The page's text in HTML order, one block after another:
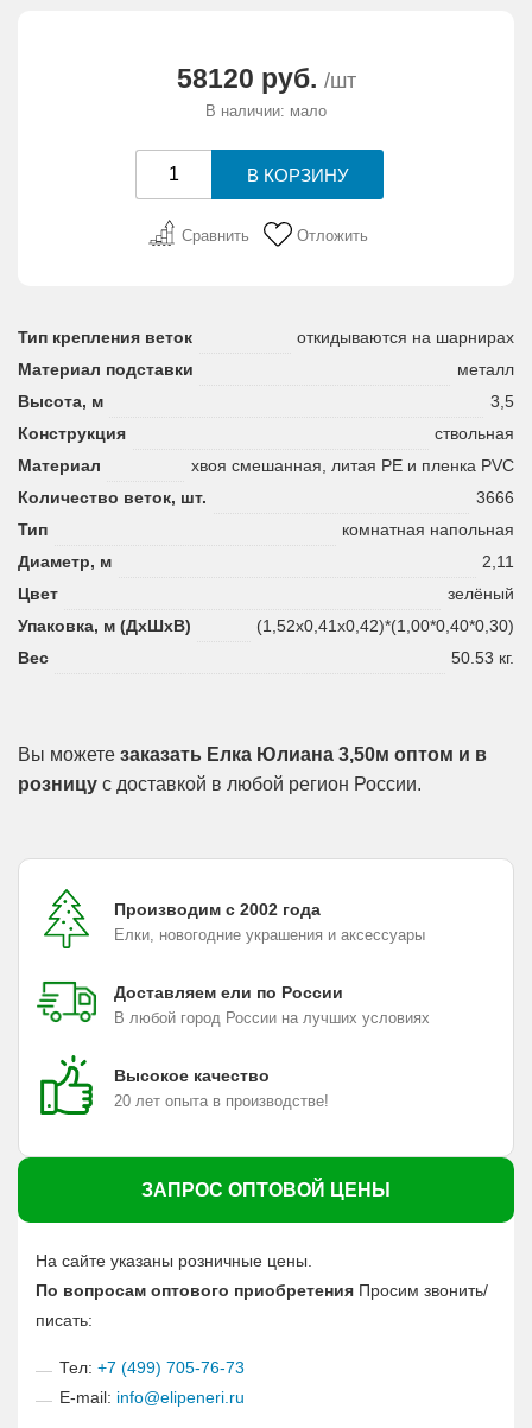
58120 руб. /шт
В наличии: мало
Сравнить Отложить
Тип крепления веток
откидываются на шарнирах
Материал подставки
металл
Высота, м
3,5
Конструкция
ствольная
Материал
хвоя смешанная, литая PE и пленка PVC
Количество веток, шт.
3666
Тип
комнатная напольная
Диаметр, м
2,11
Цвет
зелёный
Упаковка, м (ДхШхВ)
(1,52х0,41х0,42)*(1,00*0,40*0,30)
Вес
50.53 кг.
Вы можете заказать Елка Юлиана 3,50м оптом и в
розницу с доставкой в любой регион России.
Производим с 2002 года
Елки, новогодние украшения и аксессуары
Доставляем ели по России
В любой город России на лучших условиях
Высокое качество
20 лет опыта в производстве!
ЗАПРОС ОПТОВОЙ ЦЕНЫ
На сайте указаны розничные цены.
По вопросам оптового приобретения Просим звонить/
писать:
Тел: +7 (499) 705-76-73
E-mail: info@elipeneri.ru